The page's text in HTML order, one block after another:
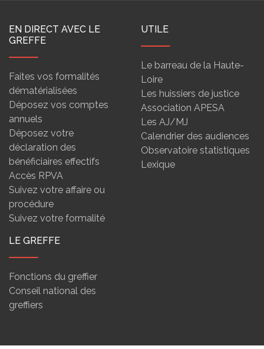
EN DIRECT AVEC LE
GREFFE
Faites vos formalités
dématérialisées
Déposez vos comptes
annuels
Déposez votre
déclaration des
bénéficiaires effectifs
Accès RPVA
Suivez votre affaire ou
procédure
Suivez votre formalité
UTILE
Le barreau de la Haute-
Loire
Les huissiers de justice
Association APESA
Les AJ/MJ
Calendrier des audiences
Observatoire statistiques
Lexique
LE GREFFE
Fonctions du greffier
Conseil national des
greffiers